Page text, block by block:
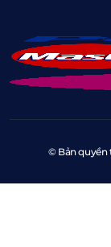
© Bản quyền